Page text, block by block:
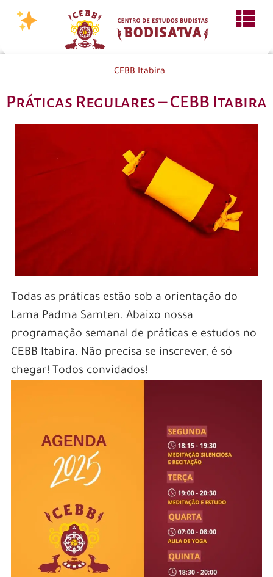
CEBB Itabira
Práticas Regulares – CEBB Itabira
Todas as práticas estão sob a orientação do
Lama Padma Samten. Abaixo nossa
programação semanal de práticas e estudos no
CEBB Itabira. Não precisa se inscrever, é só
chegar! Todos convidados!